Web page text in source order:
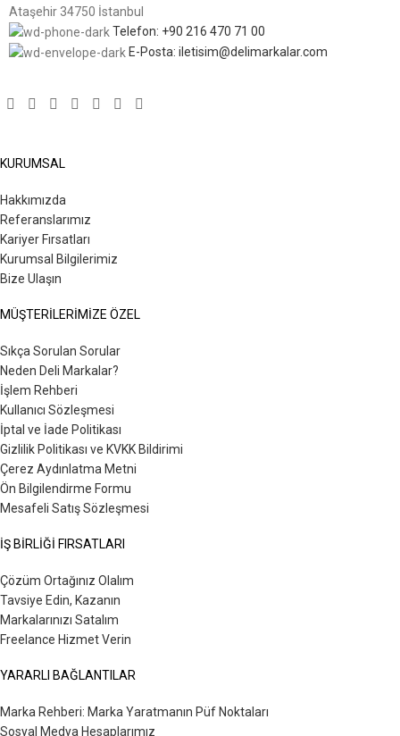
Ataşehir 34750 İstanbul
Telefon: +90 216 470 71 00
E-Posta: iletisim@delimarkalar.com
KURUMSAL
Hakkımızda
Referanslarımız
Kariyer Fırsatları
Kurumsal Bilgilerimiz
Bize Ulaşın
MÜŞTERİLERİMİZE ÖZEL
Sıkça Sorulan Sorular
Neden Deli Markalar?
İşlem Rehberi
Kullanıcı Sözleşmesi
İptal ve İade Politikası
Gizlilik Politikası ve KVKK Bildirimi
Çerez Aydınlatma Metni
Ön Bilgilendirme Formu
Mesafeli Satış Sözleşmesi
İŞ BİRLİĞİ FIRSATLARI
Çözüm Ortağınız Olalım
Tavsiye Edin, Kazanın
Markalarınızı Satalım
Freelance Hizmet Verin
YARARLI BAĞLANTILAR
Marka Rehberi: Marka Yaratmanın Püf Noktaları
Sosyal Medya Hesaplarımız